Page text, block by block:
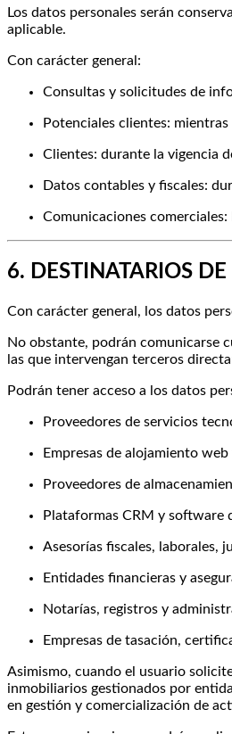
Los datos personales serán
aplicable.
Con carácter general:
Consultas y solicitudes de
Potenciales clientes:
Clientes: durante la vigencia
Datos contables y fiscales:
Comunicaciones
6. DESTINATARIOS DE
Con carácter general, los datos
No obstante, podrán comunicarse
las que intervengan terceros
Podrán tener acceso a los datos
Proveedores de servicios
Empresas de alojamiento
Proveedores de
Plataformas CRM y software
Asesorías fiscales, laborales,
Entidades financieras y
Notarías, registros y
Empresas de tasación,
Asimismo, cuando el usuario
inmobiliarios gestionados por
en gestión y comercialización de